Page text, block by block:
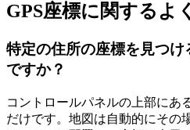
GPS座標に関するよ
特定の住所の座標を見つ
ですか？
コントロールパネルの上部にあ
だけです。地図は自動的にその